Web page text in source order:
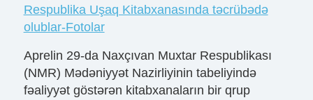
Respublika Uşaq Kitabxanasında təcrübədə
olublar-Fotolar
Aprelin 29-da Naxçıvan Muxtar Respublikası
(NMR) Mədəniyyət Nazirliyinin tabeliyində
fəaliyyət göstərən kitabxanaların bir qrup